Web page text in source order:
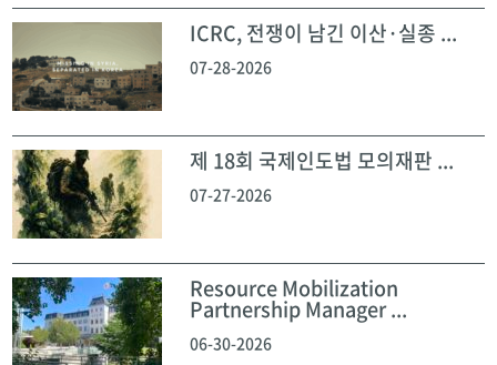
ICRC, 전쟁이 남긴 이산·실종 ...
07-28-2026
제 18회 국제인도법 모의재판 ...
07-27-2026
Resource Mobilization
Partnership Manager ...
06-30-2026